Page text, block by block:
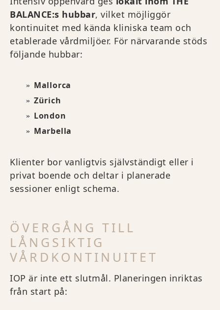
BALANCE:s hubbar, vilket möjliggör
kontinuitet med kända kliniska team och
etablerade vårdmiljöer. För närvarande stöds
följande hubbar:
Mallorca
Zürich
London
Marbella
Klienter bor vanligtvis självständigt eller i
privat boende och deltar i planerade
sessioner enligt schema.
ÖVERGÅNG TILL
LÅNGSIKTIG
VÅRDKONTINUITET
IOP är inte ett slutmål. Planeringen inriktas
från start på: